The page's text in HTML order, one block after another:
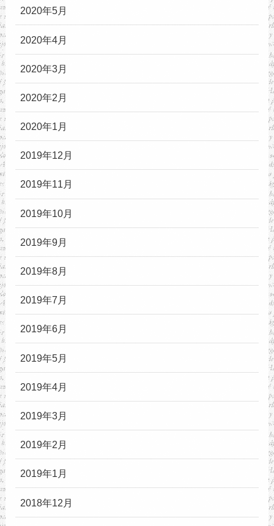
2020年5月
2020年4月
2020年3月
2020年2月
2020年1月
2019年12月
2019年11月
2019年10月
2019年9月
2019年8月
2019年7月
2019年6月
2019年5月
2019年4月
2019年3月
2019年2月
2019年1月
2018年12月